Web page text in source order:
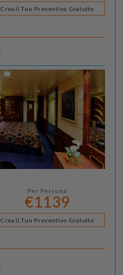
Crea il Tuo Preventivo Gratuito
Per Persona
€1139
Crea il Tuo Preventivo Gratuito